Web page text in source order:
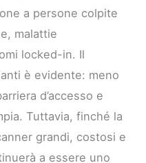
a persone colpite
malattie
locked-in. Il
è evidente: meno
d’accesso e
Tuttavia, finché la
grandi, costosi e
a essere uno